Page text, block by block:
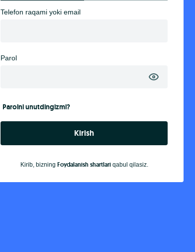
Telefon raqami yoki email
Parol
Parolni unutdingizmi?
Kirish
Kirib, bizning Foydalanish shartlariqabul qilasiz.